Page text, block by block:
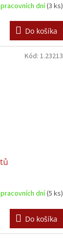
dní(3 ks)
Do košíka
dní(5 ks)
Do košíka
Kód: 1.23213